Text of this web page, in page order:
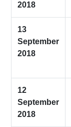
2018
13
September
2018
12
September
2018